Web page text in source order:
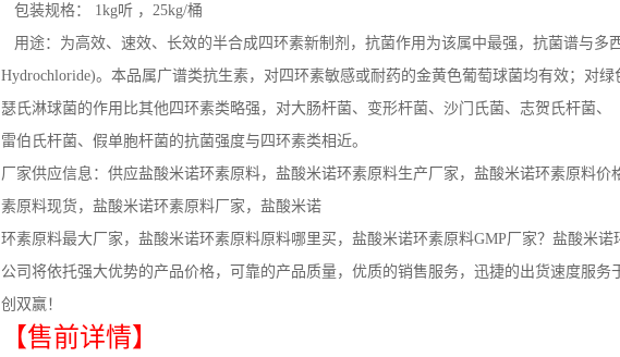
包装规格： 1kg听 ，25kg/桶
用途：为高效、速效、长效的半合成四环素新制剂，抗菌作用为该属中最强，抗菌谱与多
Hydrochloride)。本品属广谱类抗生素，对四环素敏感或耐药的金黄色葡萄球菌均有效；对
瑟氏淋球菌的作用比其他四环素类略强，对大肠杆菌、变形杆菌、沙门氏菌、志贺氏杆菌、
雷伯氏杆菌、假单胞杆菌的抗菌强度与四环素类相近。
厂家供应信息：供应盐酸米诺环素原料，盐酸米诺环素原料生产厂家，盐酸米诺环素原料
素原料现货，盐酸米诺环素原料厂家，盐酸米诺
环素原料最大厂家，盐酸米诺环素原料原料哪里买，盐酸米诺环素原料GMP厂家？盐酸米诺
公司将依托强大优势的产品价格，可靠的产品质量，优质的销售服务，迅捷的出货速度服
创双赢！
【售前详情】